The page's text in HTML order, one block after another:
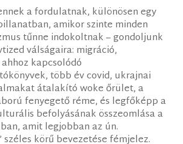
a fordulatnak, különösen egy
amikor szinte minden
tűnne indokoltnak – gondoljunk
válságaira: migráció,
kapcsolódó
több év covid, ukrajnai
átalakító woke őrület, a
fenyegető réme, és legfőképp a
befolyásának összeomlása a
amit legjobban az ún.
széles körű bevezetése fémjelez.